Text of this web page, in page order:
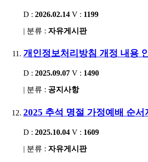
D : 2026.02.14 V : 1199
| 분류 : 자유게시판
개인정보처리방침 개정 내용
D : 2025.09.07 V : 1490
| 분류 : 공지사항
2025 추석 명절 가정예배 순서
D : 2025.10.04 V : 1609
| 분류 : 자유게시판